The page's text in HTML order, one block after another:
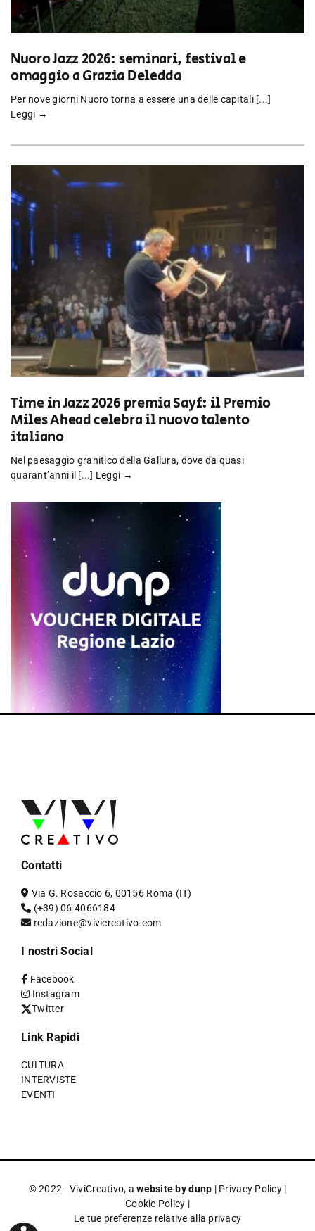
Nuoro Jazz 2026: seminari, festival e
omaggio a Grazia Deledda
Per nove giorni Nuoro torna a essere una delle capitali [...]
Leggi →
Time in Jazz 2026 premia Sayf: il Premio
Miles Ahead celebra il nuovo talento
italiano
Nel paesaggio granitico della Gallura, dove da quasi
quarant’anni il [...] Leggi →
Contatti
Via G. Rosaccio 6, 00156 Roma (IT)
(+39) 06 4066184
redazione@vivicreativo.com
I nostri Social
Facebook
Instagram
Twitter
Link Rapidi
CULTURA
INTERVISTE
EVENTI
© 2022 - ViviCreativo, awebsite by dunp | Privacy Policy|
Cookie Policy |
Le tue preferenze relative alla privacy